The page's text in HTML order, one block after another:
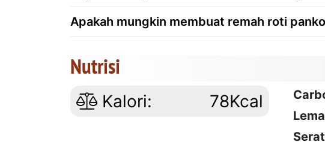
Apakah mungkin membuat remah roti
Nutrisi
Kalori: 78Kcal